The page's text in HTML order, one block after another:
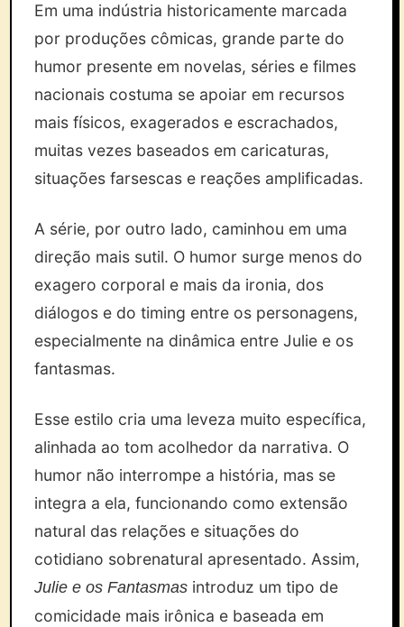
Em uma indústria historicamente marcada
por produções cômicas, grande parte do
humor presente em novelas, séries e filmes
nacionais costuma se apoiar em recursos
mais físicos, exagerados e escrachados,
muitas vezes baseados em caricaturas,
situações farsescas e reações amplificadas.
A série, por outro lado, caminhou em uma
direção mais sutil. O humor surge menos do
exagero corporal e mais da ironia, dos
diálogos e do timing entre os personagens,
especialmente na dinâmica entre Julie e os
fantasmas.
Esse estilo cria uma leveza muito específica,
alinhada ao tom acolhedor da narrativa. O
humor não interrompe a história, mas se
integra a ela, funcionando como extensão
natural das relações e situações do
cotidiano sobrenatural apresentado. Assim,
Julie e os Fantasmas introduz um tipo de
comicidade mais irônica e baseada em